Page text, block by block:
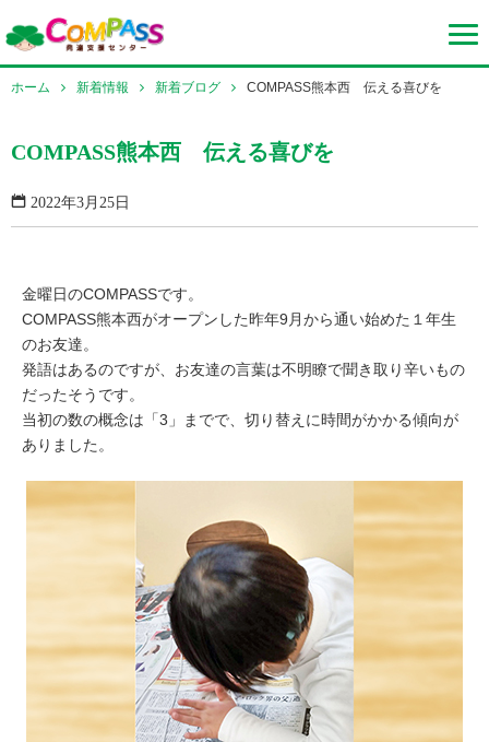
ホーム 新着情報 新着ブログ COMPASS熊本西 伝える喜びを
COMPASS熊本西 伝える喜びを
2022年3月25日
金曜日のCOMPASSです。
COMPASS熊本西がオープンした昨年9月から通い始めた１年生
のお友達。
発語はあるのですが、お友達の言葉は不明瞭で聞き取り辛いもの
だったそうです。
当初の数の概念は「3」までで、切り替えに時間がかかる傾向が
ありました。